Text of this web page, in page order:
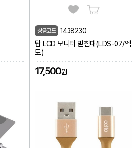
상품코드 1438230
탑 LCD 모니터 받침대(LDS-07/엑
토)
17,500원